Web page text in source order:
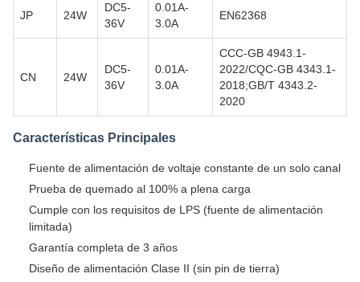
JP 24W
DC5-
36V
0.01A-
3.0A
EN62368
CN 24W
DC5-
36V
0.01A-
3.0A
CCC-GB 4943.1-
2022/CQC-GB 4343.1-
2018;GB/T 4343.2-
2020
Características Principales
Fuente de alimentación de voltaje constante de un solo canal
Prueba de quemado al 100% a plena carga
Cumple con los requisitos de LPS (fuente de alimentación
limitada)
Garantía completa de 3 años
Diseño de alimentación Clase II (sin pin de tierra)